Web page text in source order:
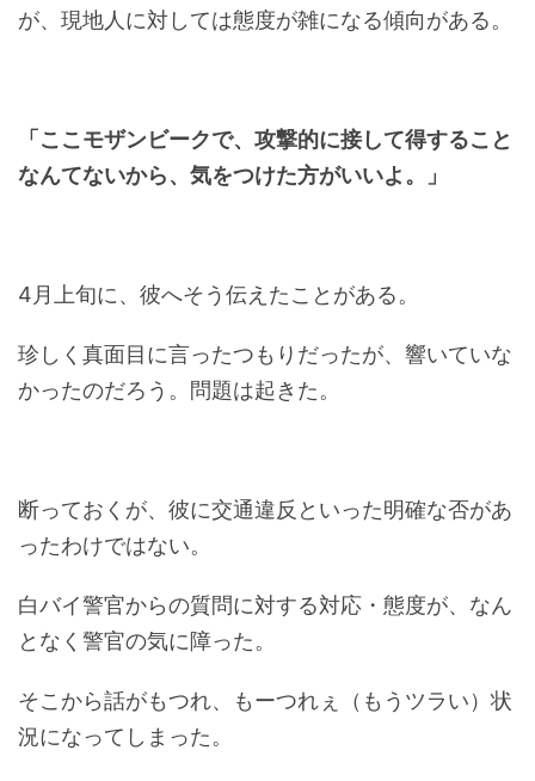
が、現地人に対しては態度が雑になる傾向がある。
「ここモザンビークで、攻撃的に接して得すること
なんてないから、気をつけた方がいいよ。」
4月上旬に、彼へそう伝えたことがある。
珍しく真面目に言ったつもりだったが、響いていな
かったのだろう。問題は起きた。
断っておくが、彼に交通違反といった明確な否があ
ったわけではない。
白バイ警官からの質問に対する対応・態度が、なん
となく警官の気に障った。
そこから話がもつれ、もーつれぇ（もうツラい）状
況になってしまった。